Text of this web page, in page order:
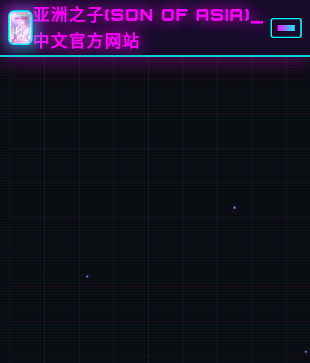
亚洲之子(SON OF ASIA)_
中文官方网站